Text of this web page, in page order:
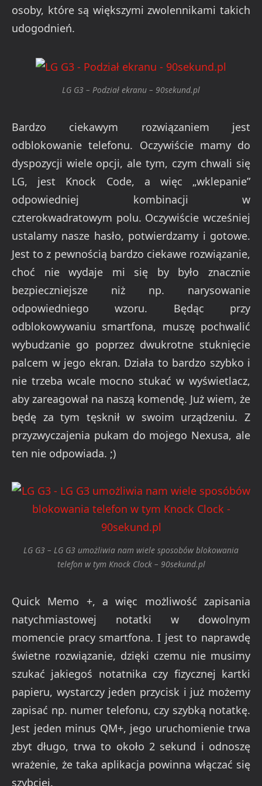
osoby, które są większymi zwolennikami takich
udogodnień.
LG G3 – Podział ekranu – 90sekund.pl
Bardzo ciekawym rozwiązaniem jest
odblokowanie telefonu. Oczywiście mamy do
dyspozycji wiele opcji, ale tym, czym chwali się
LG, jest Knock Code, a więc „wklepanie”
odpowiedniej kombinacji w
czterokwadratowym polu. Oczywiście wcześniej
ustalamy nasze hasło, potwierdzamy i gotowe.
Jest to z pewnością bardzo ciekawe rozwiązanie,
choć nie wydaje mi się by było znacznie
bezpieczniejsze niż np. narysowanie
odpowiedniego wzoru. Będąc przy
odblokowywaniu smartfona, muszę pochwalić
wybudzanie go poprzez dwukrotne stuknięcie
palcem w jego ekran. Działa to bardzo szybko i
nie trzeba wcale mocno stukać w wyświetlacz,
aby zareagował na naszą komendę. Już wiem, że
będę za tym tęsknił w swoim urządzeniu. Z
przyzwyczajenia pukam do mojego Nexusa, ale
ten nie odpowiada. ;)
LG G3 – LG G3 umożliwia nam wiele sposobów blokowania
telefon w tym Knock Clock – 90sekund.pl
Quick Memo +, a więc możliwość zapisania
natychmiastowej notatki w dowolnym
momencie pracy smartfona. I jest to naprawdę
świetne rozwiązanie, dzięki czemu nie musimy
szukać jakiegoś notatnika czy fizycznej kartki
papieru, wystarczy jeden przycisk i już możemy
zapisać np. numer telefonu, czy szybką notatkę.
Jest jeden minus QM+, jego uruchomienie trwa
zbyt długo, trwa to około 2 sekund i odnoszę
wrażenie, że taka aplikacja powinna włączać się
szybciej.